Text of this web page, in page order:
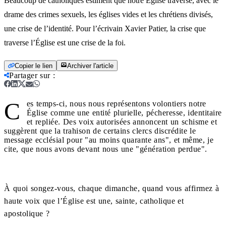
drame des crimes sexuels, les églises vides et les chrétiens divisés,
une crise de l’identité. Pour l’écrivain Xavier Patier, la crise que
traverse l’Église est une crise de la foi.
Copier le lien Archiver l'article
Partager sur:
C
es temps-ci, nous nous représentons volontiers notre
Église comme une entité plurielle, pécheresse, identitaire
et repliée. Des voix autorisées annoncent un schisme et
suggèrent que la trahison de certains clercs discrédite le
message ecclésial pour "au moins quarante ans", et même, je
cite, que nous avons devant nous une "génération perdue".
À quoi songez-vous, chaque dimanche, quand vous affirmez à
haute voix que l’Église est une, sainte, catholique et
apostolique ?